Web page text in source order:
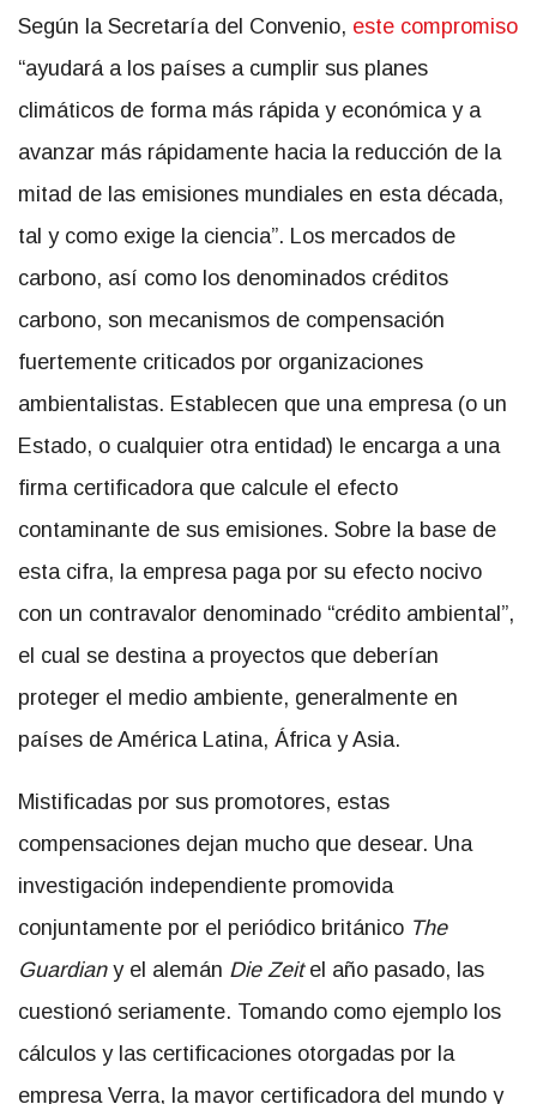
Según la Secretaría del Convenio, este compromiso
“ayudará a los países a cumplir sus planes
climáticos de forma más rápida y económica y a
avanzar más rápidamente hacia la reducción de la
mitad de las emisiones mundiales en esta década,
tal y como exige la ciencia”. Los mercados de
carbono, así como los denominados créditos
carbono, son mecanismos de compensación
fuertemente criticados por organizaciones
ambientalistas. Establecen que una empresa (o un
Estado, o cualquier otra entidad) le encarga a una
firma certificadora que calcule el efecto
contaminante de sus emisiones. Sobre la base de
esta cifra, la empresa paga por su efecto nocivo
con un contravalor denominado “crédito ambiental”,
el cual se destina a proyectos que deberían
proteger el medio ambiente, generalmente en
países de América Latina, África y Asia.
Mistificadas por sus promotores, estas
compensaciones dejan mucho que desear. Una
investigación independiente promovida
conjuntamente por el periódico británico The
Guardiany el alemán Die Zeitel año pasado, las
cuestionó seriamente. Tomando como ejemplo los
cálculos y las certificaciones otorgadas por la
empresa Verra, la mayor certificadora del mundo y